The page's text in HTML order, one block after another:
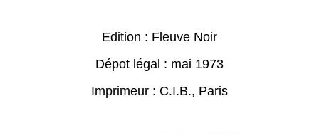
Edition : Fleuve Noir
Dépot légal : mai 1973
Imprimeur : C.I.B., Paris